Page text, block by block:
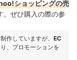
ショッピングの売
。ぜひ購入の際の参
作していますが、 EC
、プロモーションを